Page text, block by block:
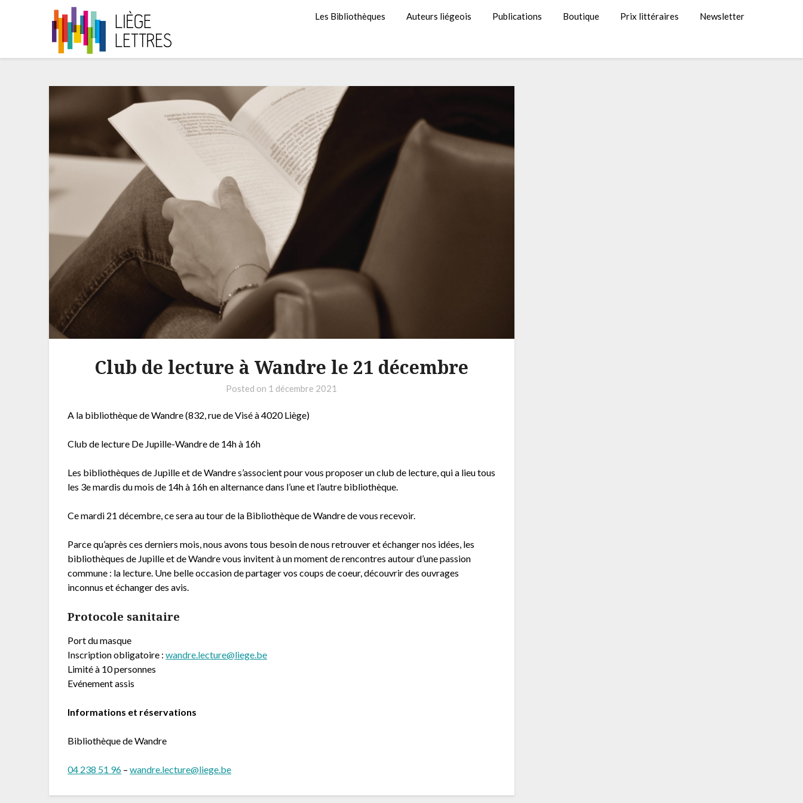
Les Bibliothèques Auteurs liégeois Publications Boutique Prix littéraires Newsletter
Club de lecture à Wandre le 21 décembre
Posted on 1 décembre 2021
A la bibliothèque de Wandre (832, rue de Visé à 4020 Liège)
Club de lecture De Jupille-Wandre de 14h à 16h
Les bibliothèques de Jupille et de Wandre s’associent pour vous proposer un club de lecture, qui a lieu tous
les 3e mardis du mois de 14h à 16h en alternance dans l’une et l’autre bibliothèque.
Ce mardi 21 décembre, ce sera au tour de la Bibliothèque de Wandre de vous recevoir.
Parce qu’après ces derniers mois, nous avons tous besoin de nous retrouver et échanger nos idées, les
bibliothèques de Jupille et de Wandre vous invitent à un moment de rencontres autour d’une passion
commune : la lecture. Une belle occasion de partager vos coups de coeur, découvrir des ouvrages
inconnus et échanger des avis.
Protocole sanitaire
Port du masque
Inscription obligatoire :wandre.lecture@liege.be
Limité à 10 personnes
Evénement assis
Informations et réservations
Bibliothèque de Wandre
04 238 51 96 –wandre.lecture@liege.be